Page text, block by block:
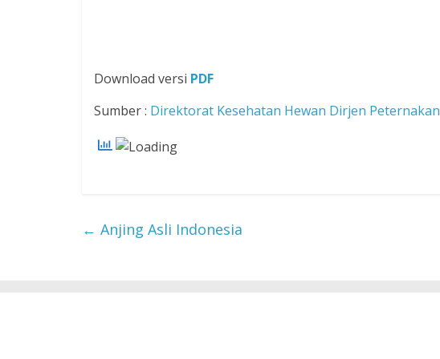
Download versi PDF
Sumber : Direktorat Kesehatan Hewan Dirjen Peternakan
← Anjing Asli Indonesia